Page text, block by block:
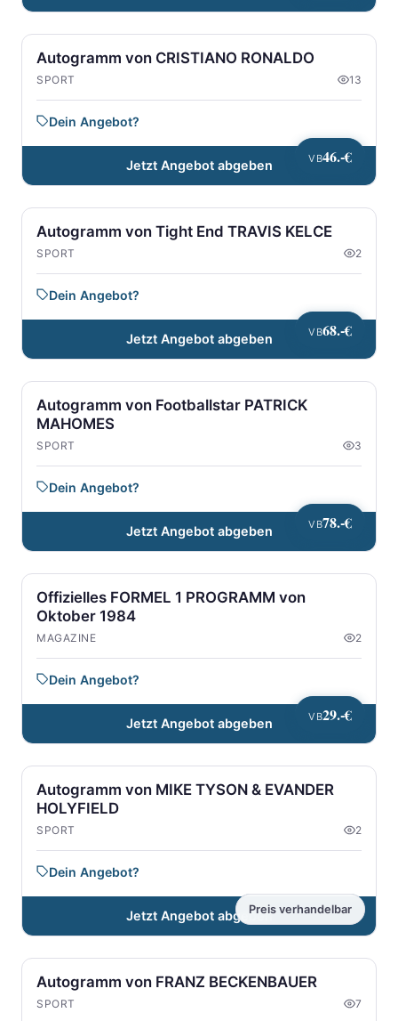
VB46.-€
Autogramm von CRISTIANO RONALDO
SPORT 13
Dein Angebot?
Jetzt Angebot abgeben
VB68.-€
Autogramm von Tight End TRAVIS KELCE
SPORT 2
Dein Angebot?
Jetzt Angebot abgeben
VB78.-€
Autogramm von Footballstar PATRICK
MAHOMES
SPORT 3
Dein Angebot?
Jetzt Angebot abgeben
VB29.-€
Offizielles FORMEL 1 PROGRAMM von
Oktober 1984
MAGAZINE 2
Dein Angebot?
Jetzt Angebot abgeben
Preis verhandelbar
Autogramm von MIKE TYSON & EVANDER
HOLYFIELD
SPORT 2
Dein Angebot?
Jetzt Angebot abgeben
Autogramm von FRANZ BECKENBAUER
SPORT 7